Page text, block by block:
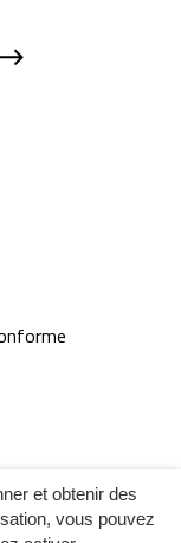
et obtenir des
vous pouvez
Inovagora
(ouverture